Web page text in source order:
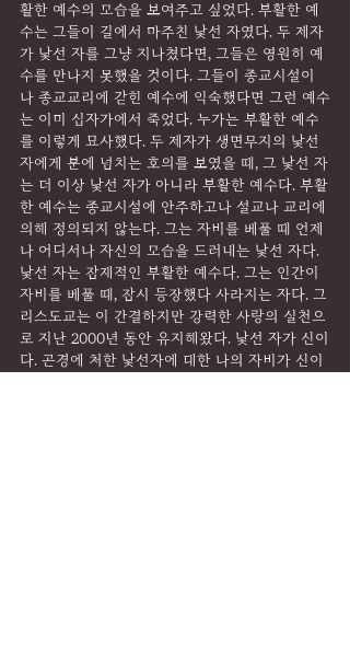
활한 예수의 모습을 보여주고 싶었다. 부활한 예
수는 그들이 길에서 마주친 낯선 자였다. 두 제자
가 낯선 자를 그냥 지나쳤다면, 그들은 영원히 예
수를 만나지 못했을 것이다. 그들이 종교시설이
나 종교교리에 갇힌 예수에 익숙했다면 그런 예수
는 이미 십자가에서 죽었다. 누가는 부활한 예수
를 이렇게 묘사했다. 두 제자가 생면무지의 낯선
자에게 분에 넘치는 호의를 보였을 때, 그 낯선 자
는 더 이상 낯선 자가 아니라 부활한 예수다. 부활
한 예수는 종교시설에 안주하고나 설교나 교리에
의해 정의되지 않는다. 그는 자비를 베풀 때 언제
나 어디서나 자신의 모습을 드러내는 낯선 자다.
낯선 자는 잠재적인 부활한 예수다. 그는 인간이
자비를 베풀 때, 잠시 등장했다 사라지는 자다. 그
리스도교는 이 간결하지만 강력한 사랑의 실천으
로 지난 2000년 동안 유지해왔다. 낯선 자가 신이
다. 곤경에 처한 낯선자에 대한 나의 자비가 신이